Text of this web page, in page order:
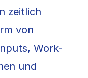
zeitlich
von
Work-
und